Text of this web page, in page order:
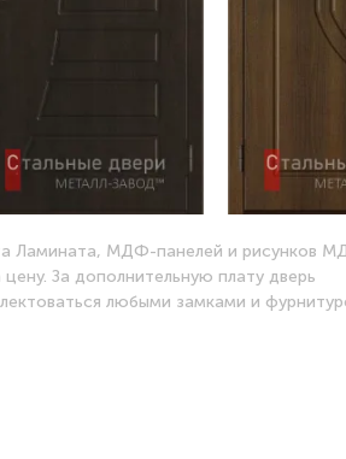
Ламината, МДФ-панелей и рисунков
цену. За дополнительную плату дверь
любыми замками и